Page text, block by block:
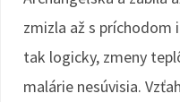
zmizla až s príchodom
tak logicky, zmeny
malárie nesúvisia.